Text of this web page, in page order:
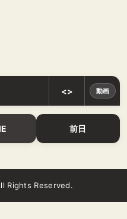
<> 動画
前日
Rights Reserved.